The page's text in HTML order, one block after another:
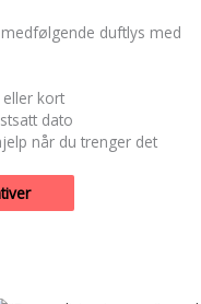
duftlys med
eller kort
dato
når du trenger det